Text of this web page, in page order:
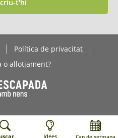
t'hi
Política de privacitat
o allotjament?
Idees Cap de setmana